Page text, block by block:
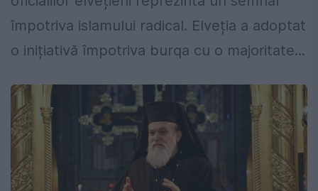
împotriva islamului radical. Elveția a adoptat
o inițiativă împotriva burqa cu o majoritate...